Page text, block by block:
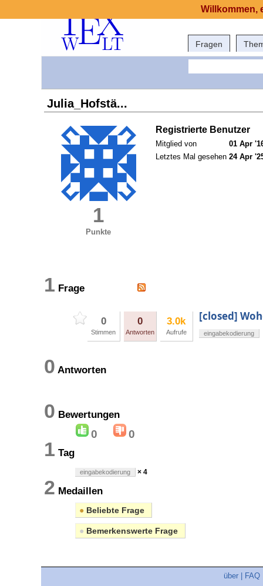
Fragen
Julia_Hofstä...
1
Punkte
Registrierte Benutzer
Mitglied von
01 Apr
Letztes Mal gesehen 24 Apr
1 Frage
0
Stimmen
0
Antworten
3.0k
Aufrufe
[closed]
eingabekodierung
0 Antworten
0 Bewertungen
0 0
1 Tag
eingabekodierung × 4
2 Medaillen
● Beliebte Frage
● Bemerkenswerte Frage
über FAQ
Willkommen,